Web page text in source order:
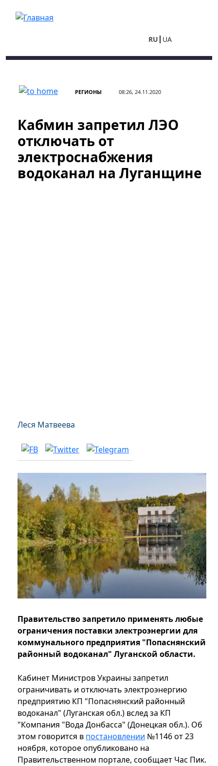
RU UA
РЕГИОНЫ 08:26, 24.11.2020
Кабмин запретил ЛЭО
отключать от
электроснабжения
водоканал на Луганщине
Леся Матвеева
Правительство запретило применять любые
ограничения поставки электроэнергии для
коммунального предприятия "Попаснянский
районный водоканал" Луганской области.
Кабинет Министров Украины запретил
ограничивать и отключать электроэнергию
предприятию КП "Попаснянский районный
водоканал" (Луганская обл.) вслед за КП
"Компания "Вода Донбасса" (Донецкая обл.). Об
этом говорится в постановлении №1146 от 23
ноября, которое опубликовано на
Правительственном портале, сообщает Час Пик.